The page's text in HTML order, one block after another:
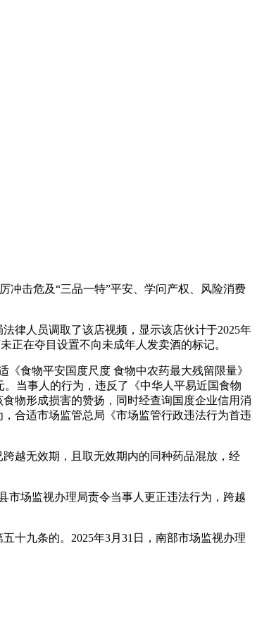
击危及“三品一特”平安、学问产权、风险消费
律人员调取了该店视频，显示该店伙计于2025年
正在夺目设置不向未成年人发卖酒的标记。
食物平安国度尺度 食物中农药最大残留限量》
。当事人的行为，违反了《中华人平易近国食物
物形成损害的赞扬，同时经查询国度企业信用消
合适市场监管总局《市场监管行政违法行为首违
越无效期，且取无效期内的同种药品混放，经
场监视办理局责令当事人更正违法行为，跨越
九条的。2025年3月31日，南部市场监视办理